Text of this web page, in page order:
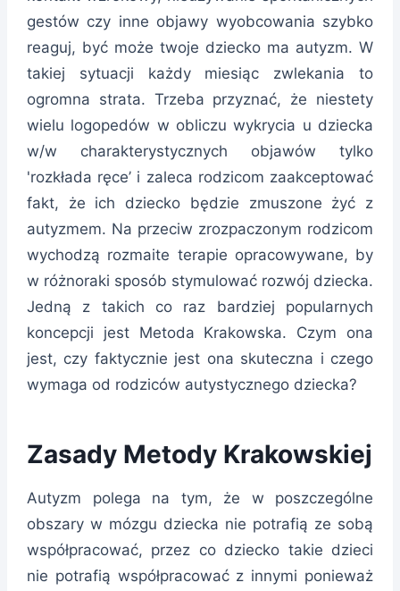
gestów czy inne objawy wyobcowania szybko
reaguj, być może twoje dziecko ma autyzm. W
takiej sytuacji każdy miesiąc zwlekania to
ogromna strata. Trzeba przyznać, że niestety
wielu logopedów w obliczu wykrycia u dziecka
w/w charakterystycznych objawów tylko
'rozkłada ręce’ i zaleca rodzicom zaakceptować
fakt, że ich dziecko będzie zmuszone żyć z
autyzmem. Na przeciw zrozpaczonym rodzicom
wychodzą rozmaite terapie opracowywane, by
w różnoraki sposób stymulować rozwój dziecka.
Jedną z takich co raz bardziej popularnych
koncepcji jest Metoda Krakowska. Czym ona
jest, czy faktycznie jest ona skuteczna i czego
wymaga od rodziców autystycznego dziecka?
Zasady Metody Krakowskiej
Autyzm polega na tym, że w poszczególne
obszary w mózgu dziecka nie potrafią ze sobą
współpracować, przez co dziecko takie dzieci
nie potrafią współpracować z innymi ponieważ